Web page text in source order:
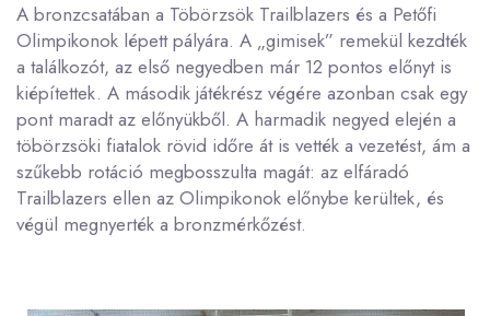
A bronzcsatában a Töbörzsök Trailblazers és a Petőfi
Olimpikonok lépett pályára. A „gimisek” remekül kezdték
a találkozót, az első negyedben már 12 pontos előnyt is
kiépítettek. A második játékrész végére azonban csak egy
pont maradt az előnyükből. A harmadik negyed elején a
töbörzsöki fiatalok rövid időre át is vették a vezetést, ám a
szűkebb rotáció megbosszulta magát: az elfáradó
Trailblazers ellen az Olimpikonok előnybe kerültek, és
végül megnyerték a bronzmérkőzést.